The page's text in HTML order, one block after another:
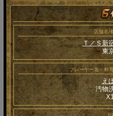
店舗名/
Ｔ／Ｓ新
東
プレーヤー名・称
え
汚物